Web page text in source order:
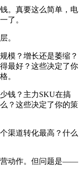
。真要这么简单，电
了。
。
模？增长还是萎缩？
最好？这些决定了你
。
钱？主力SKU在搞
？这些决定了你的策
渠道转化最高？什么
营动作。但问题是——